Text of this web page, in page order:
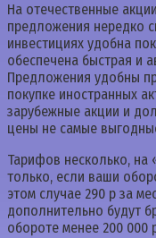
На отечественные
предложения нередко
инвестициях удобна
обеспечена быстрая и
Предложения удобны
покупке иностранных
зарубежные акции и
цены не самые
Тарифов несколько, на
только, если ваши
этом случае 290 р за
дополнительно будут
обороте менее 200 000